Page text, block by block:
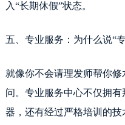
入“长期休假”状态。
五、专业服务：为什么说“
就像你不会请理发师帮你
问。专业服务中心不仅拥
器，还有经过严格培训的